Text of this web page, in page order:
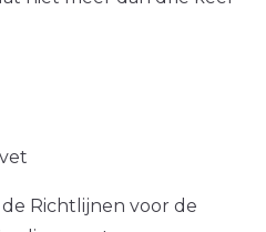
Richtlijnen voor de